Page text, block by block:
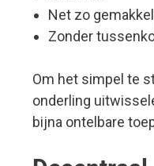
Net zo
Zonder
Om het simpel te
onderling
bijna ontelbare